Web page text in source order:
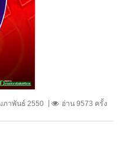
ภาพันธ์ 2550 อ่าน 9573 ครั้ง